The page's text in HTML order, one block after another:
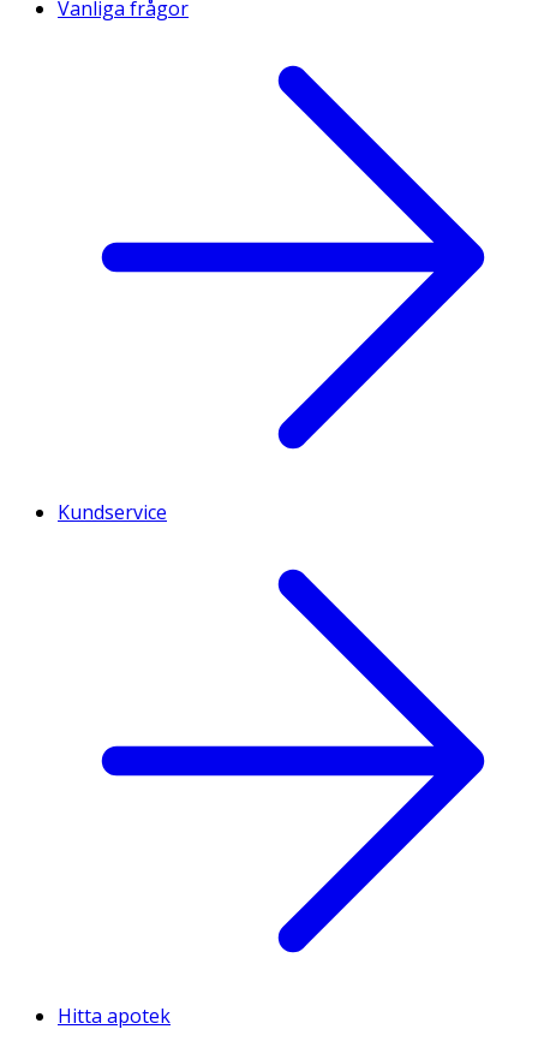
Vanliga frågor
Kundservice
Hitta apotek